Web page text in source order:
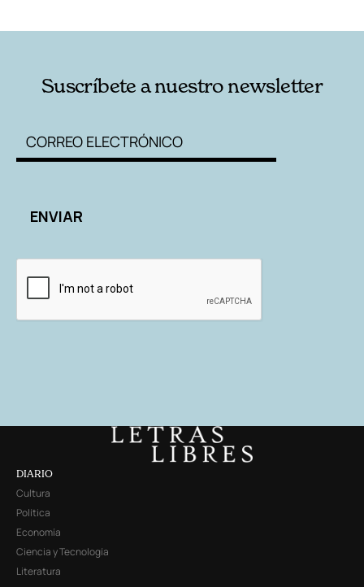
Suscríbete a nuestro newsletter
DIARIO
Cultura
Política
Economía
Ciencia y Tecnología
Literatura